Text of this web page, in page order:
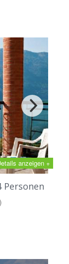
anzeigen +
Personen